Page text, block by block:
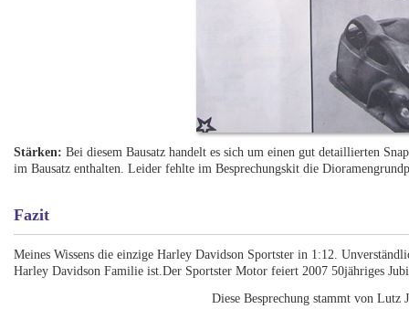
Stärken:Bei diesem Bausatz handelt es sich um einen gut detaillierten
im Bausatz enthalten. Leider fehlte im Besprechungskit die
Fazit
Meines Wissens die einzige Harley Davidson Sportster in 1:12.
Harley Davidson Familie ist.Der Sportster Motor feiert 2007 50jähriges
Diese Besprechung stammt von Lutz